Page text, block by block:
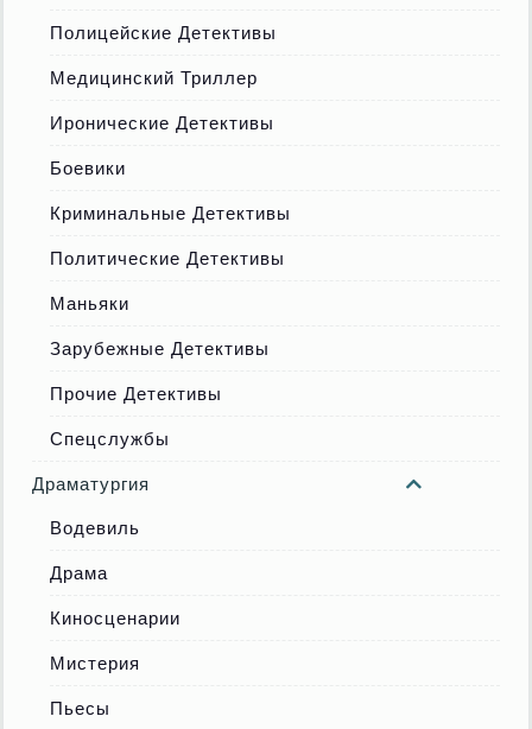
Полицейские Детективы
Медицинский Триллер
Иронические Детективы
Боевики
Криминальные Детективы
Политические Детективы
Маньяки
Зарубежные Детективы
Прочие Детективы
Спецслужбы
Драматургия
Водевиль
Драма
Киносценарии
Мистерия
Пьесы